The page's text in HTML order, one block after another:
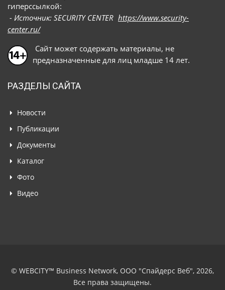
гиперссылкой:
- Источник: SECURITY CENTER https://www.security-
center.ru/
Сайт может содержать материалы, не
предназначенные для лиц младше 14 лет.
РАЗДЕЛЫ САЙТА
Новости
Публикации
Документы
Каталог
Фото
Видео
© WEBCITY™ Business Network, ООО "Спайдерс Веб", 2026,
Все права защищены.